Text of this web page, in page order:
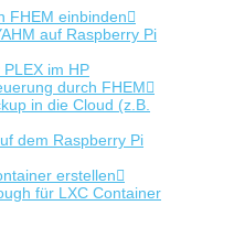
FHEM einbinden
auf Raspberry Pi
im HP
durch FHEM
in die Cloud (z.B.
dem Raspberry Pi
erstellen
für LXC Container